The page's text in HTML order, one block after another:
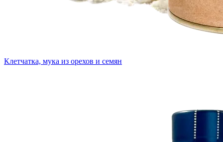
Клетчатка, мука из орехов и семян